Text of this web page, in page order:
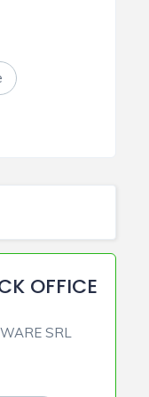
OFFICE
SRL